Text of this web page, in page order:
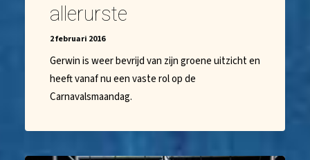
allerurste
2 februari 2016
Gerwin is weer bevrijd van zijn groene uitzicht en
heeft vanaf nu een vaste rol op de
Carnavalsmaandag.